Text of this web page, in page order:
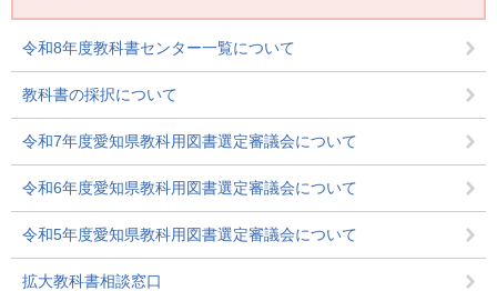
令和8年度教科書センター一覧について
教科書の採択について
令和7年度愛知県教科用図書選定審議会について
令和6年度愛知県教科用図書選定審議会について
令和5年度愛知県教科用図書選定審議会について
拡大教科書相談窓口